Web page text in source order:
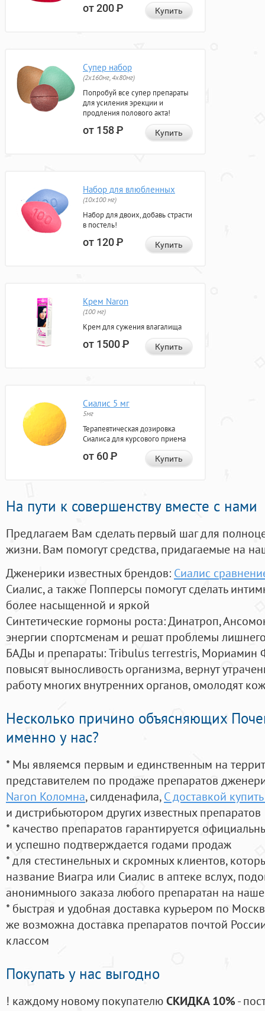
от 200Р Купить
Супер набор
(2х160мг, 4х80мг)
Попробуй все супер препараты
для усиления эрекции и
продления полового акта!
от 158Р Купить
Набор для влюбленных
(10х100 мг)
Набор для двоих, добавь страсти
в постель!
от 120Р Купить
Крем Naron
(100 мг)
Крем для сужения влагалища
от 1500Р Купить
Сиалис 5 мг
5мг
Терапевтическая дозировка
Сиалиса для курсового приема
от 60Р Купить
На пути к совершенству вместе с нами
Предлагаем Вам сделать первый шаг для
жизни. Вам помогут средства, придагаемые на
Дженерики известных брендов: Сиалис
Сиалис, а также Попперсы помогут сделать
более насыщенной и яркой
Синтетические гормоны роста: Динатроп,
энергии спортсменам и решат проблемы
БАДы и препараты:Tribulus terrestris, Мориамин
повысят выносливость организма, вернут
работу многих внутренних органов, омолодят
Несколько причино объясняющих
именно у нас?
* Мы являемся первым и единственным на
представителем по продаже препаратов
Naron Коломна, силденафила, С доставкой
и дистрибьютором других известных препаратов
* качество препаратов гарантируется
и успешно подтверждается годами продаж
* для стестинельных и скромных клиентов,
название Виагра или Сиалис в аптеке вслух,
анонимныого заказа любого препаратан на
* быстрая и удобная доставка курьером по
же возможна доставка препаратов почтой
классом
Покупать у нас выгодно
! каждому новому покупателюСКИДКА 10%-